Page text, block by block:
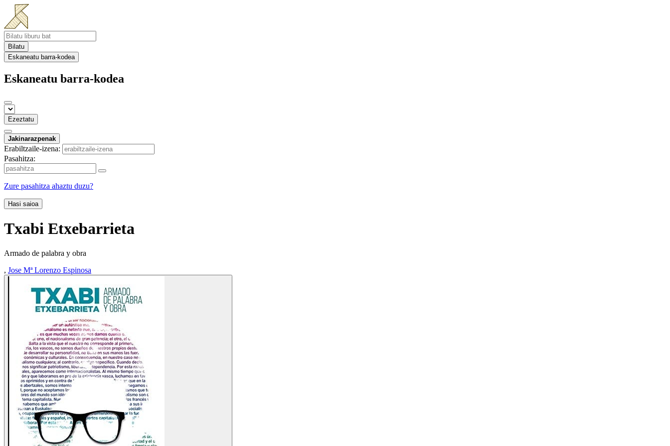
Bilatu
Eskaneatu barra-kodea
Eskaneatu barra-kodea
Ezeztatu
Jakinarazpenak
Erabiltzaile-izena:
Pasahitza:
Zure pasahitza ahaztu duzu?
Hasi saioa
Txabi Etxebarrieta
Armado de palabra y obra
, Jose Mª Lorenzo Espinosa